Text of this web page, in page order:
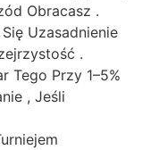
Obracasz .
Uzasadnienie
.
Tego Przy 1–5%
, Jeśli